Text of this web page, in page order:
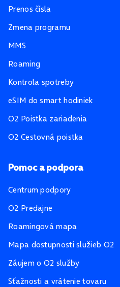
Prenos čísla
Zmena programu
MMS
Roaming
Kontrola spotreby
eSIM do smart hodiniek
O2 Poistka zariadenia
O2 Cestovná poistka
Pomoc a podpora
Centrum podpory
O2 Predajne
Roamingová mapa
Mapa dostupnosti služieb O2
Záujem o O2 služby
Sťažnosti a vrátenie tovaru